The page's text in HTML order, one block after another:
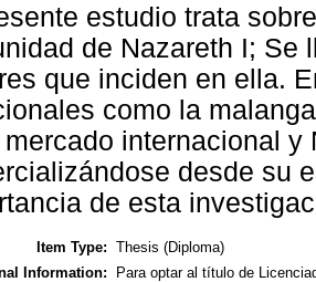
estudio trata
de Nazareth I; Se
que inciden en ella.
como la
internacional
desde su
de esta
Item Type: Thesis (Diploma)
Information:
Para optar al título de